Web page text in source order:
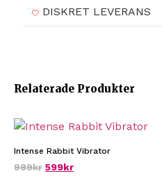
DISKRET LEVERANS
Relaterade Produkter
Intense Rabbit Vibrator
999kr 599kr